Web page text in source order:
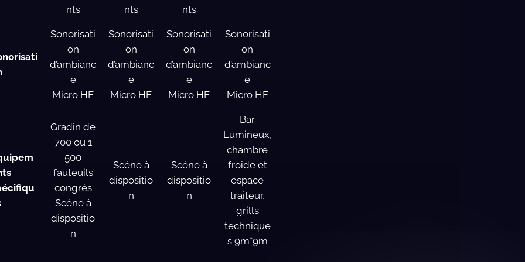
nts
nts
nts
Sonorisati
on
d’ambianc
e
Micro HF
Sonorisati
on
d’ambianc
e
Micro HF
Sonorisati
on
d’ambianc
e
Micro HF
Sonorisati
on
d’ambianc
e
Micro HF
Gradin de
700 ou 1
500
fauteuils
congrès
Scène à
dispositio
n
Scène à
dispositio
n
Scène à
dispositio
n
Bar
Lumineux,
chambre
froide et
espace
traiteur,
grills
technique
s 9m*9m